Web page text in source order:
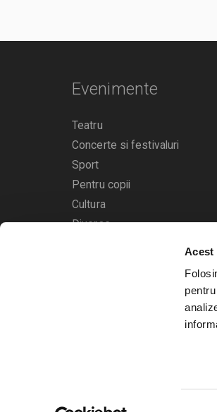
Acest
Evenimente
Teatru
Concerte si festivaluri
Sport
Pentru copii
Cultura
Diverse
Calendarul evenimentelor
Bilete.ro